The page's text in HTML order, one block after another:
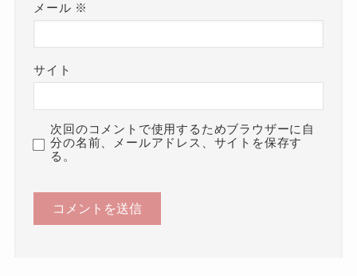
メール ※
サイト
次回のコメントで使用するためブラウザーに自
分の名前、メールアドレス、サイトを保存す
る。